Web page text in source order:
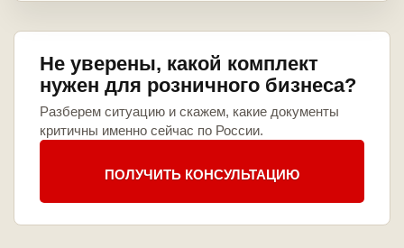
Не уверены, какой комплект
нужен для розничного бизнеса?
Разберем ситуацию и скажем, какие документы
критичны именно сейчас по России.
ПОЛУЧИТЬ КОНСУЛЬТАЦИЮ